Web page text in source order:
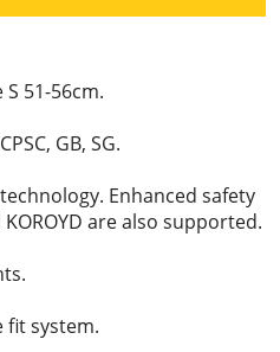
S 51-56cm.
GB, SG.
Enhanced safety
are also supported.
fit system.